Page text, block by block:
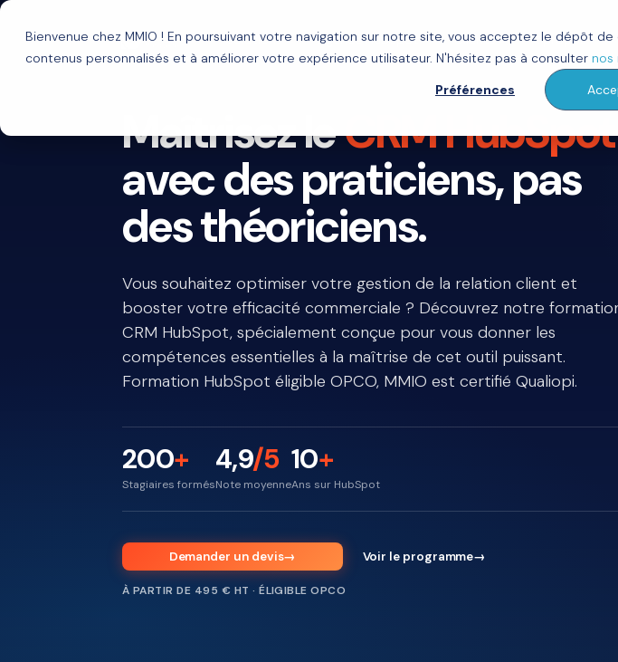
Bienvenue chez MMIO ! En poursuivant votre navigation sur notre site, vous acceptez le dépôt
contenus personnalisés et à améliorer votre expérience utilisateur. N'hésitez pas à consulter nos
Préférences
Solutions Agence HubSpot Clients À propos
Maîtrisez leCRM HubSpot
avec des praticiens, pas
des théoriciens.
Vous souhaitez optimiser votre gestion de la relation client et
booster votre efficacité commerciale ? Découvrez notre
CRM HubSpot, spécialement conçue pour vous donner les
compétences essentielles à la maîtrise de cet outil puissant.
Formation HubSpot éligible OPCO, MMIO est certifié Qualiopi.
200+
Stagiaires formés
4,9/5
Note moyenne
10+
Ans sur HubSpot
Demander un devis→ Voir le programme→
À PARTIR DE 495 € HT · ÉLIGIBLE OPCO